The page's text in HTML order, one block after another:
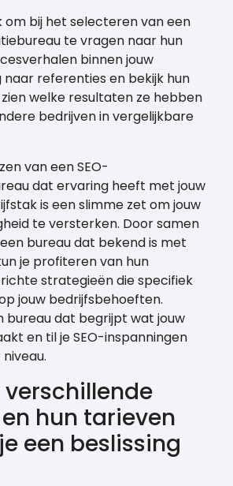
om bij het selecteren van een
te vragen naar hun
binnen jouw
referenties en bekijk hun
welke resultaten ze hebben
bedrijven in vergelijkbare
van een SEO-
dat ervaring heeft met jouw
is een slimme zet om jouw
te versterken. Door samen
bureau dat bekend is met
je profiteren van hun
strategieën die specifiek
jouw bedrijfsbehoeften.
bureau dat begrijpt wat jouw
en til je SEO-inspanningen
hun tarieven
een beslissing